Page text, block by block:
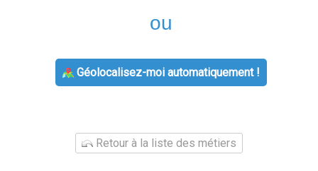
ou
Géolocalisez-moi automatiquement !
Retour à la liste des métiers